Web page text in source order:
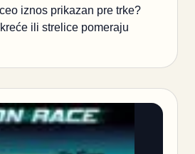
iznos prikazan pre trke?
ili strelice pomeraju